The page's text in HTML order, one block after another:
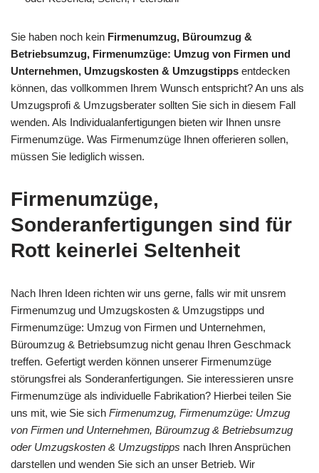
Sie haben noch kein Firmenumzug, Büroumzug &
Betriebsumzug, Firmenumzüge: Umzug von Firmen und
Unternehmen, Umzugskosten & Umzugstipps entdecken
können, das vollkommen Ihrem Wunsch entspricht? An uns als
Umzugsprofi & Umzugsberater sollten Sie sich in diesem Fall
wenden. Als Individualanfertigungen bieten wir Ihnen unsre
Firmenumzüge. Was Firmenumzüge Ihnen offerieren sollen,
müssen Sie lediglich wissen.
Firmenumzüge,
Sonderanfertigungen sind für
Rott keinerlei Seltenheit
Nach Ihren Ideen richten wir uns gerne, falls wir mit unsrem
Firmenumzug und Umzugskosten & Umzugstipps und
Firmenumzüge: Umzug von Firmen und Unternehmen,
Büroumzug & Betriebsumzug nicht genau Ihren Geschmack
treffen. Gefertigt werden können unserer Firmenumzüge
störungsfrei als Sonderanfertigungen. Sie interessieren unsre
Firmenumzüge als individuelle Fabrikation? Hierbei teilen Sie
uns mit, wie Sie sich Firmenumzug, Firmenumzüge: Umzug
von Firmen und Unternehmen, Büroumzug & Betriebsumzug
oder Umzugskosten & Umzugstipps nach Ihren Ansprüchen
darstellen und wenden Sie sich an unser Betrieb. Wir